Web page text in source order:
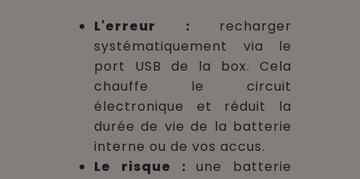
L'erreur : recharger
systématiquement via le
port USB de la box. Cela
chauffe le circuit
électronique et réduit la
durée de vie de la batterie
interne ou de vos accus.
Le risque :une batterie